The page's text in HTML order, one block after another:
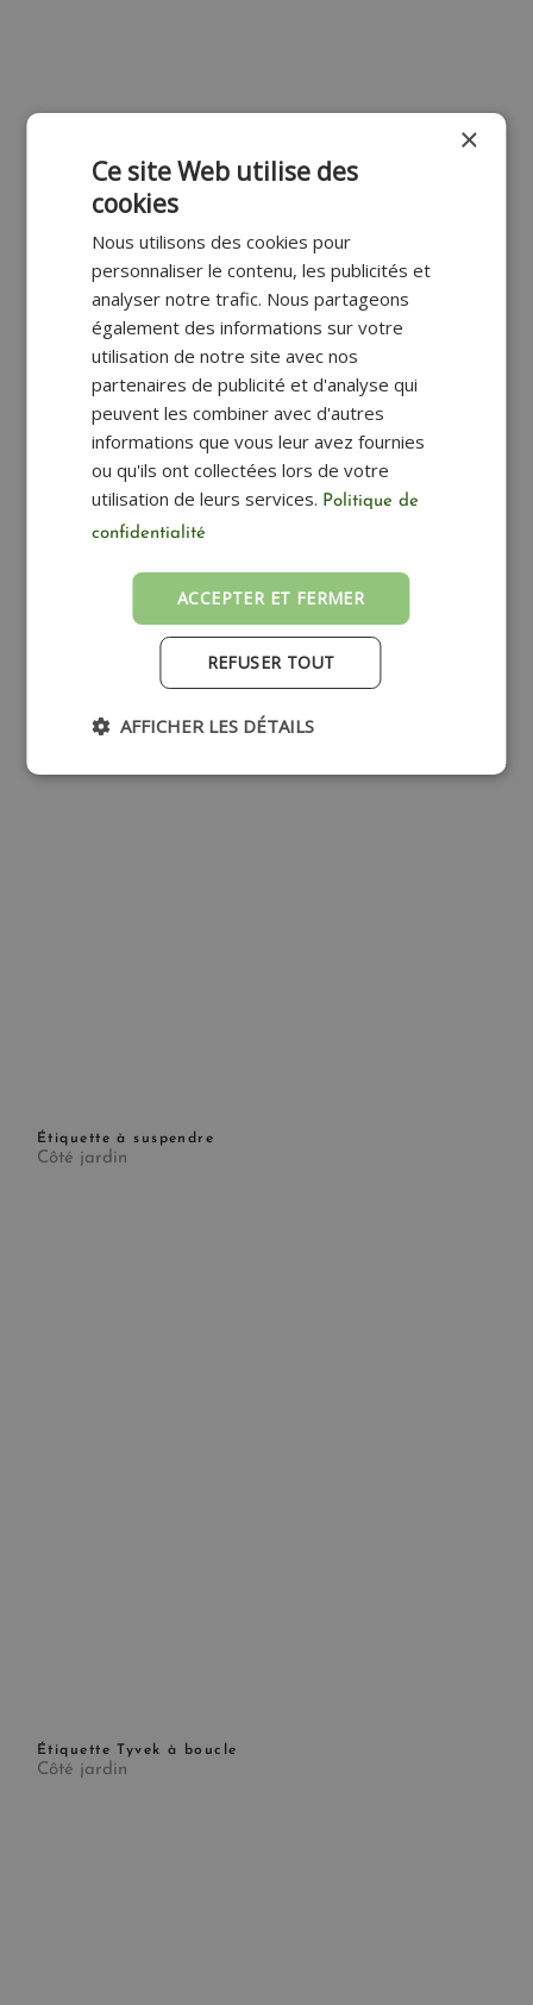
Étiquette à boucle
Étiquette à suspendre
Côté jardin
Étiquette Tyvek à boucle
Côté jardin
×
Ce site Web utilise des
cookies
Nous utilisons des cookies pour
personnaliser le contenu, les publicités et
analyser notre trafic. Nous partageons
également des informations sur votre
utilisation de notre site avec nos
partenaires de publicité et d'analyse qui
peuvent les combiner avec d'autres
informations que vous leur avez fournies
ou qu'ils ont collectées lors de votre
utilisation de leurs services. Politique de
confidentialité
ACCEPTER ET FERMER
REFUSER TOUT
AFFICHER LES DÉTAILS